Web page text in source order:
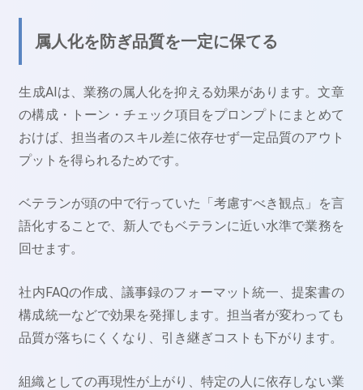
属人化を防ぎ品質を一定に保てる
生成AIは、業務の属人化を抑える効果があります。文章
の構成・トーン・チェック項目をプロンプトにまとめて
おけば、担当者のスキル差に依存せず一定品質のアウト
プットを得られるためです。
ベテランが頭の中で行っていた「考慮すべき観点」を言
語化することで、新人でもベテランに近い水準で業務を
回せます。
社内FAQの作成、議事録のフォーマット統一、提案書の
構成統一などで効果を発揮します。担当者が変わっても
品質が落ちにくくなり、引き継ぎコストも下がります。
組織としての再現性が上がり、特定の人に依存しない業